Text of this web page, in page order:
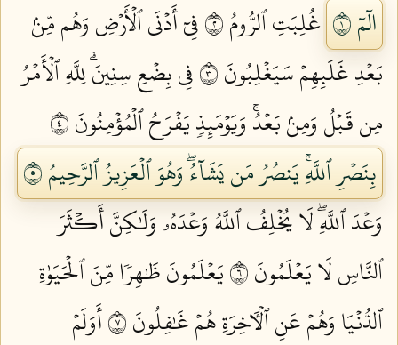
الٓمٓ ١ غُلِبَتِ ٱلرُّومُ ٢
فِيٓ أَدۡنَى ٱلۡأَرۡضِ وَهُم مِّنۢ
بَعۡدِ غَلَبِهِمۡ سَيَغۡلِبُونَ ٣
فِي بِضۡعِ سِنِينَۗ لِلَّهِ ٱلۡأَمۡرُ
مِن قَبۡلُ وَمِنۢ بَعۡدُۚ وَيَوۡمَئِذٖ يَفۡرَحُ ٱلۡمُؤۡمِنُونَ ٤
بِنَصۡرِ ٱللَّهِۚ يَنصُرُ مَن يَشَآءُۖ وَهُوَ ٱلۡعَزِيزُ ٱلرَّحِيمُ ٥
وَعۡدَ ٱللَّهِۖ لَا يُخۡلِفُ ٱللَّهُ وَعۡدَهُۥ وَلَٰكِنَّ أَكۡثَرَ
ٱلنَّاسِ لَا يَعۡلَمُونَ ٦
يَعۡلَمُونَ ظَٰهِرٗا مِّنَ ٱلۡحَيَوٰةِ
ٱلدُّنۡيَا وَهُمۡ عَنِ ٱلۡأٓخِرَةِ هُمۡ غَٰفِلُونَ ٧
أَوَلَمۡ